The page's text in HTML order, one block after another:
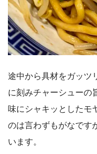
途中から具材をガッツ
に刻みチャーシューの
味にシャキッとしたモ
のは言わずもがなです
います。